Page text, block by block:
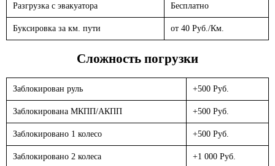
Разгрузка с эвакуатора Бесплатно
Буксировка за км. пути от 40 Руб./Км.
Сложность погрузки
Заблокирован руль +500 Руб.
Заблокирована МКПП/АКПП +500 Руб.
Заблокировано 1 колесо +500 Руб.
Заблокировано 2 колеса +1 000 Руб.